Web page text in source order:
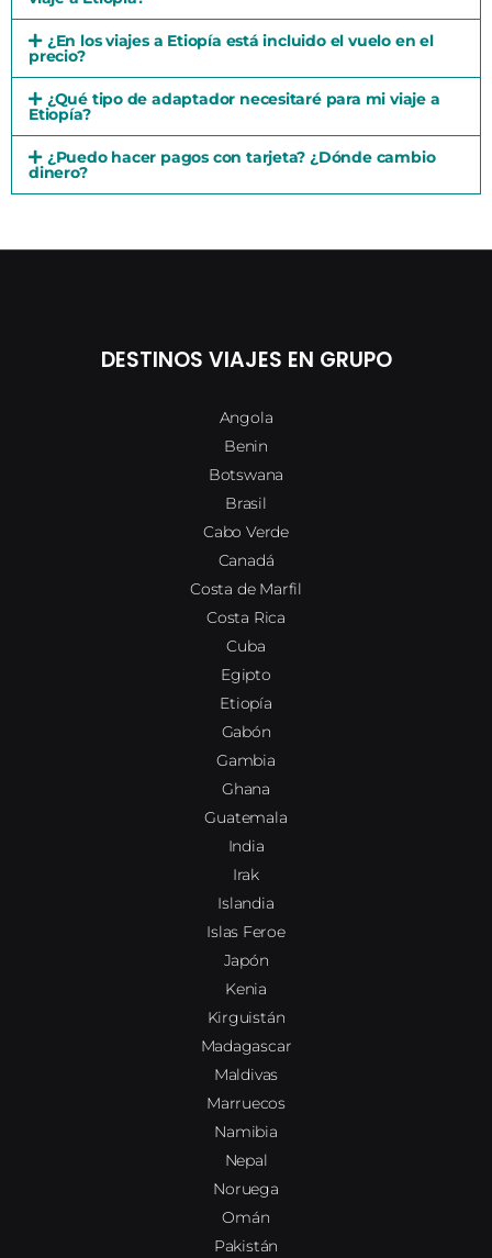
¿En los viajes a Etiopía está incluido el vuelo en el
precio?
¿Qué tipo de adaptador necesitaré para mi viaje a
Etiopía?
¿Puedo hacer pagos con tarjeta? ¿Dónde cambio
dinero?
DESTINOS VIAJES EN GRUPO
Angola
Benin
Botswana
Brasil
Cabo Verde
Canadá
Costa de Marfil
Costa Rica
Cuba
Egipto
Etiopía
Gabón
Gambia
Ghana
Guatemala
India
Irak
Islandia
Islas Feroe
Japón
Kenia
Kirguistán
Madagascar
Maldivas
Marruecos
Namibia
Nepal
Noruega
Omán
Pakistán